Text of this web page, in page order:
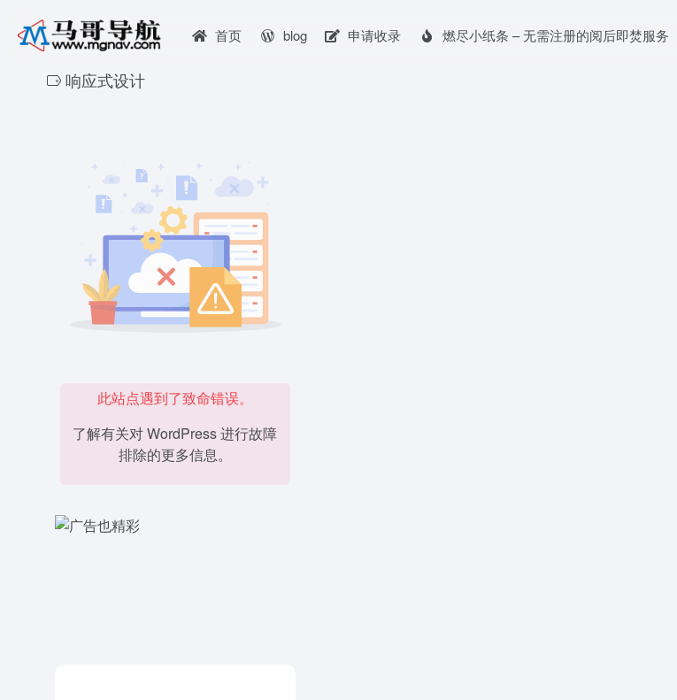
首页 blog 申请收录 燃尽小纸条 – 无需注册的阅后即焚服务
响应式设计
此站点遇到了致命错误。
了解有关对 WordPress 进行故障
排除的更多信息。